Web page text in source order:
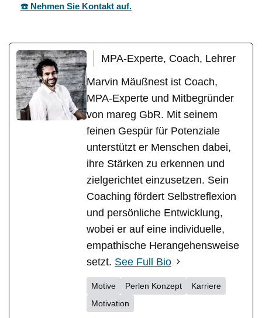
☎️ Nehmen Sie Kontakt auf.
MPA-Experte, Coach, Lehrer
Marvin Mäußnest ist Coach,
MPA-Experte und Mitbegründer
von mareg GbR. Mit seinem
feinen Gespür für Potenziale
unterstützt er Menschen dabei,
ihre Stärken zu erkennen und
zielgerichtet einzusetzen. Sein
Coaching fördert Selbstreflexion
und persönliche Entwicklung,
wobei er auf eine individuelle,
empathische Herangehensweise
setzt. See Full Bio
Motive Perlen Konzept
Karriere
Motivation